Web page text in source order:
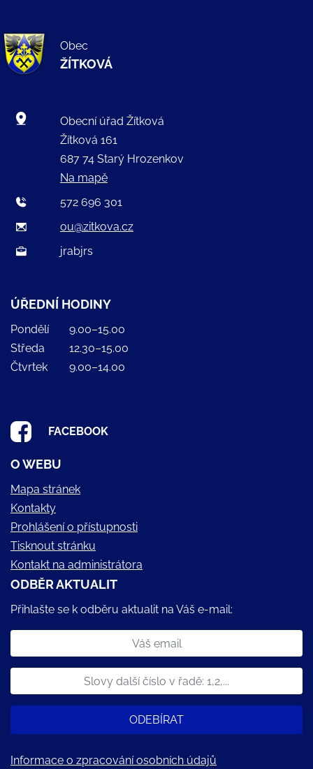
Obec
ŽÍTKOVÁ
Obecní úřad Žítková
Žítková 161
687 74 Starý Hrozenkov
Na mapě
572 696 301
ou@zitkova.cz
jrabjrs
ÚŘEDNÍ HODINY
Pondělí
9.00–15.00
Středa
12.30–15.00
Čtvrtek
9.00–14.00
FACEBOOK
O WEBU
Mapa stránek
Kontakty
Prohlášení o přístupnosti
Tisknout stránku
Kontakt na administrátora
ODBĚR AKTUALIT
Přihlašte se k odběru aktualit na Váš e-mail:
ODEBÍRAT
Informace o zpracování osobních údajů